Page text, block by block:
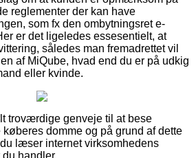
reglementer der kan have
som fx den ombytningsret e-
er det ligeledes essesentielt, at
således man fremadrettet vil
af MiQube, hvad end du er på udkig
eller kvinde.
troværdige genveje til at bese
domme og på grund af dette
læser internet virksomhedens
handler.